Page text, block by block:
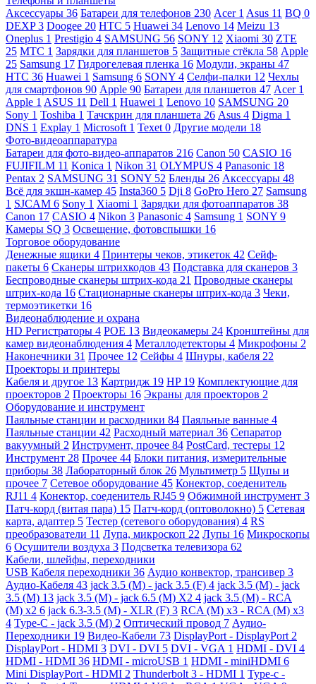
Аксессуары 36 Батареи для телефонов 230 Acer 1 Asus 11 BQ 0
DEXP3 Doogee 20 HTC 5 Huawei 34 Lenovo 14 Meizu 13
Oneplus 1 Prestigio 4 SAMSUNG 56 SONY 12 Xiaomi 30 ZTE
25 МТС 1 Зарядки для планшетов 5 Защитные стёкла 58 Apple
25 Samsung 17 Гидрогелевая пленка 16 Модули, экраны 47
HTC 36 Huawei 1 Samsung 6 SONY 4 Селфи-палки 12 Чехлы
для смартфонов 90 Apple 90 Батареи для планшетов 47 Acer 1
Apple 1 ASUS 11 Dell 1 Huawei 1 Lenovo 10 SAMSUNG 20
Sony 1 Toshiba 1 Тачскрин для планшета 26 Asus 4 Digma 1
DNS 1 Explay 1 Microsoft 1 Texet 0 Другие модели 18
Фото-видеоаппаратура
Батареи для фото-видео-аппаратов 216 Canon 50 CASIO 16
FUJIFILM 11 Konica 1 Nikon 31 OLYMPUS 4 Panasonic 18
Pentax 2 SAMSUNG 31 SONY 52 Бленды 26 Аксессуары 48
Всё для экшн-камер 45 Insta360 5 Dji 8 GoPro Hero 27 Samsung
1 SJCAM 6 Sony 1 Xiaomi 1 Зарядки для фотоаппаратов 38
Canon 17 CASIO 4 Nikon 3 Panasonic 4 Samsung 1 SONY 9
Камеры SQ 3 Освещение, фотовспышки 16
Торговое оборудование
Денежные ящики 4 Принтеры чеков, этикеток 42 Сейф-
пакеты 6 Сканеры штрихкодов 43 Подставка для сканеров 3
Беспроводные сканеры штрих-кода 21 Проводные сканеры
штрих-кода 16 Стационарные сканеры штрих-кода 3 Чеки,
термоэтикетки 16
Видеонаблюдение и охрана
HD Регистраторы 4 POE 13 Видеокамеры 24 Кронштейны для
камер видеонаблюдения 4 Металлодетекторы 4 Микрофоны 2
Наконечники 31 Прочее 12 Сейфы 4 Шнуры, кабеля 22
Проекторы и принтеры
Кабеля и другое 13 Картридж 19 HP 19 Комплектующие для
проекторов 2 Проекторы 16 Экраны для проекторов 2
Оборудование и инструмент
Паяльные станции и расходники 84 Паяльные ванные 4
Паяльные станции 42 Расходный материал 36 Сепаратор
вакуумный 2 Инструмент, прочее 84 PostCard, тестеры 12
Инструмент 28 Прочее 44 Блоки питания, измерительные
приборы 38 Лабораторный блок 26 Мультиметр 5 Щупы и
прочее 7 Сетевое оборудование 45 Конектор, соеденитель
RJ11 4 Конектор, соеденитель RJ45 9 Обжимной инструмент 3
Патч-корд (витая пара) 15 Патч-корд (оптоволокно) 5 Сетевая
карта, адаптер 5 Тестер (сетевого оборудования) 4 RS
преобразователи 11 Лупа, микроскоп 22 Лупы 16 Микроскопы
6 Осушители воздуха 3 Подсветка телевизора 62
Кабели, шлейфы, переходники
USB Кабеля переходники 36 Аудио конвектор, трансивер 3
Аудио-Кабеля 43 jack 3.5 (M) - jack 3.5 (F) 4 jack 3.5 (M) - jack
3.5 (M) 13 jack 3.5 (M) - jack 6.5 (M) X2 4 jack 3.5 (M) - RCA
(M) x2 6 jack 6.3-3.5 (M) - XLR (F) 3 RCA (M) x3 - RCA (M) x3
4 Type-C - jack 3.5 (M) 2 Оптический провод 7 Аудио-
Переходники 19 Видео-Кабели 73 DisplayPort - DisplayPort 2
DisplayPort - HDMI 3 DVI - DVI 5 DVI - VGA 1 HDMI - DVI 4
HDMI - HDMI 36 HDMI - microUSB 1 HDMI - miniHDMI 6
Mini DisplayPort - HDMI 2 Thunderbolt 3 - HDMI 1 Type-c -